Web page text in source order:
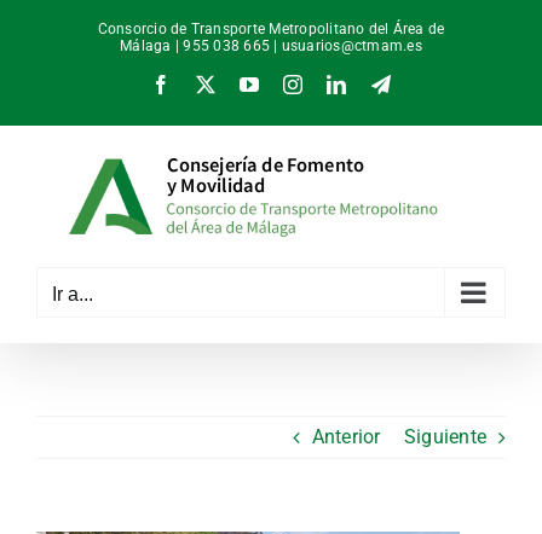
Consorcio de Transporte Metropolitano del Área de
Málaga | 955 038 665 | usuarios@ctmam.es
Facebook
X YouTubeInstagramLinkedInTelegram
Ir a...
Anterior Siguiente